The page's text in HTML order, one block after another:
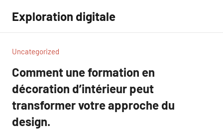
contenu
Exploration digitale
Uncategorized
Comment une formation en
décoration d’intérieur peut
transformer votre approche du
design.